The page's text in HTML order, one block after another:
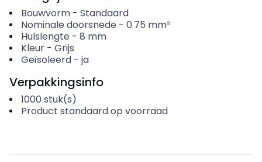
Bouwvorm- Standaard
Nominale doorsnede - 0.75 mm²
Hulslengte - 8 mm
Kleur- Grijs
Geïsoleerd- ja
Verpakkingsinfo
1000 stuk(s)
Product standaard op voorraad